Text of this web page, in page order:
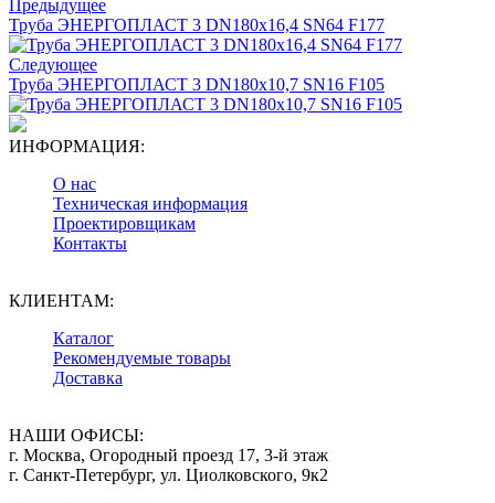
Предыдущее
Труба ЭНЕРГОПЛАСТ 3 DN180х16,4 SN64 F177
Следующее
Труба ЭНЕРГОПЛАСТ 3 DN180х10,7 SN16 F105
ИНФОРМАЦИЯ:
О нас
Техническая информация
Проектировщикам
Контакты
КЛИЕНТАМ:
Каталог
Рекомендуемые товары
Доставка
НАШИ ОФИСЫ:
г. Москва, Огородный проезд 17, 3-й этаж
г. Санкт-Петербург, ул. Циолковского, 9к2